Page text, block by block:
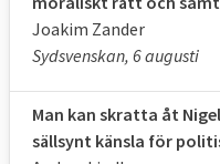
Joakim Zander
Sydsvenskan, 6 augusti
Man kan skratta åt
sällsynt känsla för